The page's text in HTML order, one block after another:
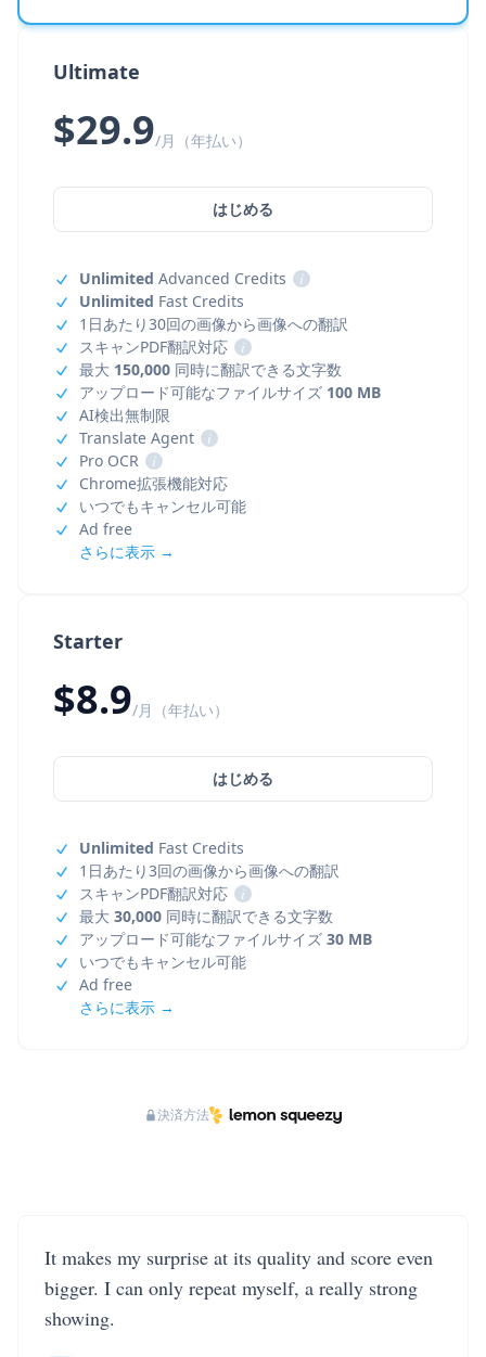
Starter
$8.9/月（年払い）
はじめる
Unlimited Fast Credits
1日あたり3回の画像から画像への翻訳
スキャンPDF翻訳対応
i
最大 30,000 同時に翻訳できる文字数
アップロード可能なファイルサイズ 30 MB
いつでもキャンセル可能
Ad free
さらに表示 →
Ultimate
$29.9/月（年払い）
はじめる
Unlimited Advanced Credits
i
Unlimited Fast Credits
1日あたり30回の画像から画像への翻訳
スキャンPDF翻訳対応
i
最大 150,000 同時に翻訳できる文字数
アップロード可能なファイルサイズ 100 MB
AI検出無制限
Translate Agent
i
Pro OCR
i
Chrome拡張機能対応
いつでもキャンセル可能
Ad free
さらに表示 →
決済方法
It makes my surprise at its quality and score even
bigger. I can only repeat myself, a really strong
showing.